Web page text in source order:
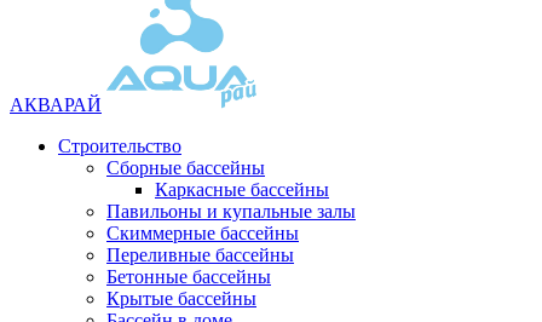
АКВАРАЙ
Строительство
Сборные бассейны
Каркасные бассейны
Павильоны и купальные залы
Скиммерные бассейны
Переливные бассейны
Бетонные бассейны
Крытые бассейны